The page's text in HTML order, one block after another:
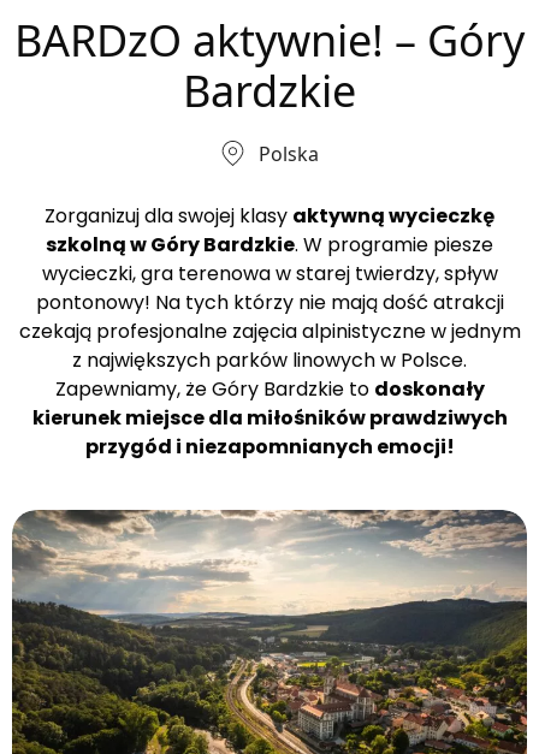
BARDzO aktywnie! – Góry
Bardzkie
Polska
Zorganizuj dla swojej klasy aktywną wycieczkę
szkolną w Góry Bardzkie. W programie piesze
wycieczki, gra terenowa w starej twierdzy, spływ
pontonowy! Na tych którzy nie mają dość atrakcji
czekają profesjonalne zajęcia alpinistyczne w jednym
z największych parków linowych w Polsce.
Zapewniamy, że Góry Bardzkie to doskonały
kierunek miejsce dla miłośników prawdziwych
przygód i niezapomnianych emocji!